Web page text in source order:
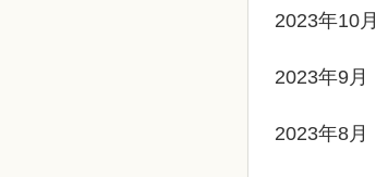
2023年10月
2023年9月
2023年8月